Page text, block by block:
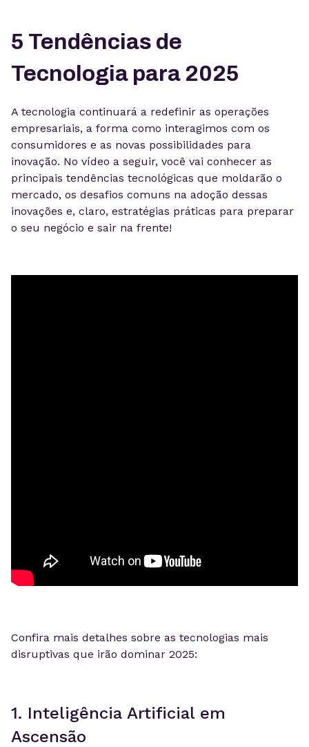
5 Tendências de
Tecnologia para 2025
A tecnologia continuará a redefinir as operações
empresariais, a forma como interagimos com os
consumidores e as novas possibilidades para
inovação. No vídeo a seguir, você vai conhecer as
principais tendências tecnológicas que moldarão o
mercado, os desafios comuns na adoção dessas
inovações e, claro, estratégias práticas para preparar
o seu negócio e sair na frente!
Confira mais detalhes sobre as tecnologias mais
disruptivas que irão dominar 2025:
1. Inteligência Artificial em
Ascensão